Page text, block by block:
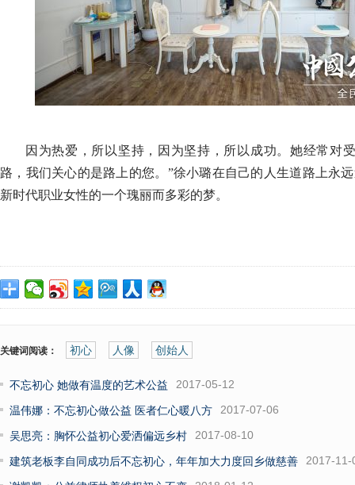
因为热爱，所以坚持，因为坚持，所以成功。她经常对
路，我们关心的是路上的您。”徐小璐在自己的人生道路上永
新时代职业女性的一个瑰丽而多彩的梦。
关键词阅读： 初心 人像 创始人
不忘初心 她做有温度的艺术公益 2017-05-12
温伟娜：不忘初心做公益 医者仁心暖八方 2017-07-06
吴思亮：胸怀公益初心爱洒偏远乡村 2017-08-10
建筑老板李自同成功后不忘初心，年年加大力度回乡做慈善 2017-11-